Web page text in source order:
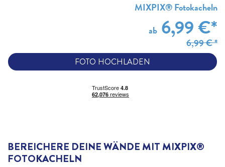
MIXPIX® Fotokacheln
ab 6,99 €*
6,99 € *
FOTO HOCHLADEN
BEREICHERE DEINE WÄNDE MIT MIXPIX®
FOTOKACHELN